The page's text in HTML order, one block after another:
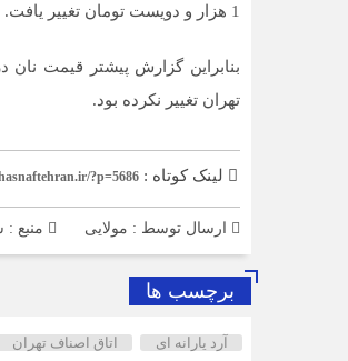
1 هزار و دویست تومان تغییر یافت.
تهران تغییر نکرده بود.
لینک کوتاه : ?p=5686
ارسال توسط : مولایی منبع :
برچسب ها
آرد یارانه ای اتاق اصناف تهران